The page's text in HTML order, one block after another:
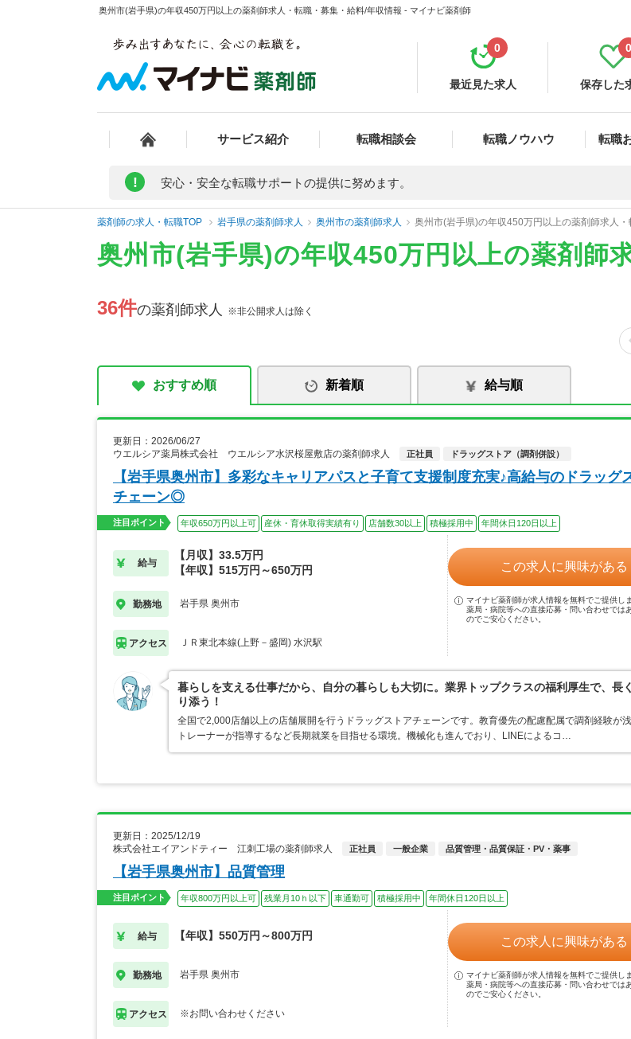
奥州市(岩手県)の年収450万円以上の薬剤師求人・転職・募集・給料/年収情報 - マイナビ薬剤師
最近見た求人
0
保存した
0
サービス紹介 転職相談会 転職ノウハウ 転職
! 安心・安全な転職サポートの提供に努めます。
薬剤師の求人・転職TOP 岩手県の薬剤師求人 奥州市の薬剤師求人 奥州市(岩手県)の年収450万円以上の薬剤師求人・
奥州市(岩手県)の年収450万円以上の薬剤師
36件の薬剤師求人 ※非公開求人は除く
おすすめ順 新着順 給与順
更新日：2026/06/27
ウエルシア薬局株式会社 ウエルシア水沢桜屋敷店の薬剤師求人
正社員 ドラッグストア（調剤併設）
【岩手県奥州市】多彩なキャリアパスと子育て支援制度充実♪高給与のドラッグ
チェーン◎
注目ポイント 年収650万円以上可 産休・育休取得実績有り 店舗数30以上 積極採用中 年間休日120日以上
給与
【月収】33.5万円
【年収】515万円～650万円
勤務地 岩手県 奥州市
アクセス ＪＲ東北本線(上野－盛岡) 水沢駅
この求人に興味がある
マイナビ薬剤師が求人情報を無料でご提供しま
薬局・病院等への直接応募・問い合わせでは
のでご安心ください。
暮らしを支える仕事だから、自分の暮らしも大切に。業界トップクラスの福利厚生で、長
り添う！
全国で2,000店舗以上の店舗展開を行うドラッグストアチェーンです。教育優先の配慮配属で調剤経験が浅
トレーナーが指導するなど長期就業を目指せる環境。機械化も進んでおり、LINEによるコ…
更新日：2025/12/19
株式会社エイアンドティー 江刺工場の薬剤師求人
正社員 一般企業 品質管理・品質保証・PV・薬事
【岩手県奥州市】品質管理
注目ポイント 年収800万円以上可 残業月10ｈ以下 車通勤可 積極採用中 年間休日120日以上
給与 【年収】550万円～800万円
勤務地 岩手県 奥州市
アクセス ※お問い合わせください
この求人に興味がある
マイナビ薬剤師が求人情報を無料でご提供しま
薬局・病院等への直接応募・問い合わせでは
のでご安心ください。